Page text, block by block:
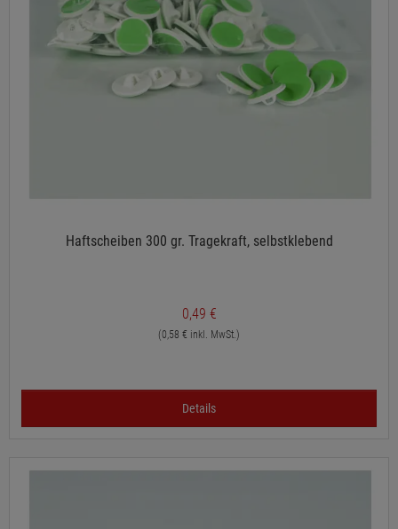
Haftscheiben 300 gr. Tragekraft, selbstklebend
0,49 €
(0,58 € inkl. MwSt.)
Details